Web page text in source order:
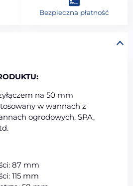
na 50 mm
w wannach z
ogrodowych, SPA,
87 mm
115 mm
Bezpieczna płatność